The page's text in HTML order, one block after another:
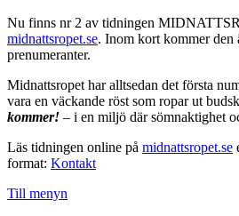
Nu finns nr 2 av tidningen
midnattsropet.se. Inom kort kommer den
prenumeranter.
Midnattsropet har alltsedan det första
vara en väckande röst som ropar ut
kommer! – i en miljö där sömnaktighet
Läs tidningen online på midnattsropet.se
format: Kontakt
Till menyn